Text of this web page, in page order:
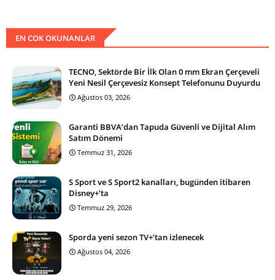
EN COK OKUNANLAR
TECNO, Sektörde Bir İlk Olan 0 mm Ekran Çerçeveli
Yeni Nesil Çerçevesiz Konsept Telefonunu Duyurdu
Ağustos 03, 2026
Garanti BBVA’dan Tapuda Güvenli ve Dijital Alım
Satım Dönemi
Temmuz 31, 2026
S Sport ve S Sport2 kanalları, bugünden itibaren
Disney+’ta
Temmuz 29, 2026
Sporda yeni sezon TV+’tan izlenecek
Ağustos 04, 2026